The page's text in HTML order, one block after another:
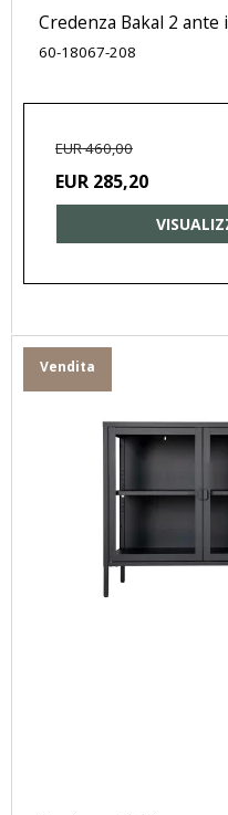
Credenza Bakal 2
60-18067-208
EUR 460,00
EUR 285,20
Vendita